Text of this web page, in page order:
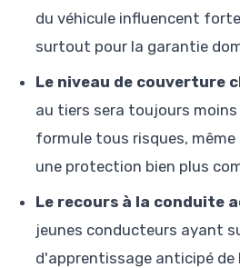
du véhicule influencent
surtout pour la garantie
Le niveau de couverture
au tiers sera toujours
formule tous risques,
une protection bien plus
Le recours à la conduite
jeunes conducteurs ayant
d'apprentissage anticipé de